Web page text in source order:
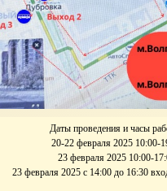
Даты проведения и часы
20-22 февраля 2025 10:00-
23 февраля 2025 10:00-
23 февраля 2025 с 14:00 до 16:30